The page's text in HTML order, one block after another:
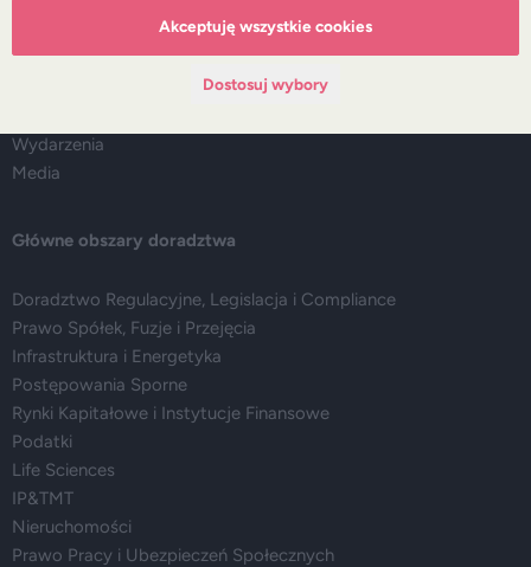
Zespół
Wydarzenia
Media
Główne obszary doradztwa
Doradztwo Regulacyjne, Legislacja i Compliance
Prawo Spółek, Fuzje i Przejęcia
Infrastruktura i Energetyka
Postępowania Sporne
Rynki Kapitałowe i Instytucje Finansowe
Podatki
Life Sciences
IP&TMT
Nieruchomości
Prawo Pracy i Ubezpieczeń Społecznych
Akceptuję wszystkie cookies
Dostosuj wybory